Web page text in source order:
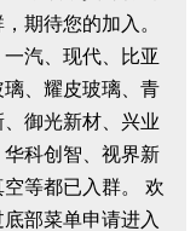
期待您的加入。
汽、现代、比亚
、耀皮玻璃、青
御光新材、兴业
科创智、视界新
等都已入群。
欢
部菜单申请进入